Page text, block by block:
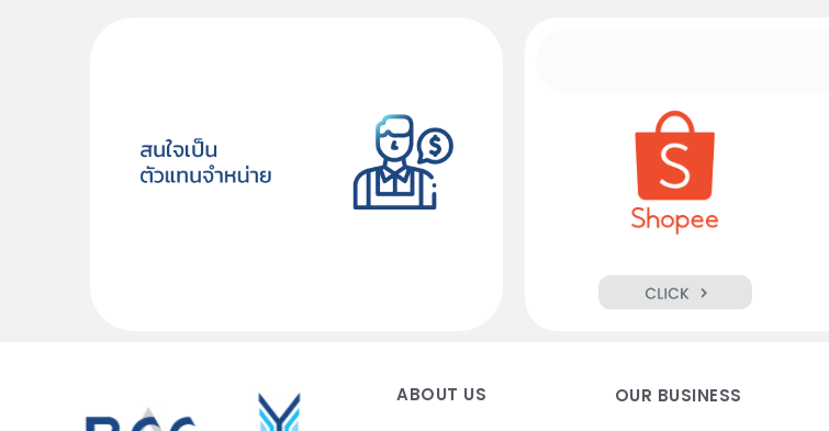
ABOUT US OUR BUSINESS